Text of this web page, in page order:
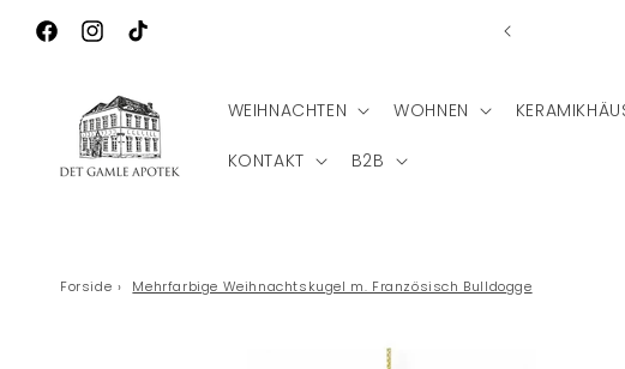
Direkt zum
InhaltFacebookInstagram
TikTok
WEIHNACHTEN WOHNEN
KONTAKT B2B
Forside › Mehrfarbige Weihnachtskugel m. Französisch Bulldogge